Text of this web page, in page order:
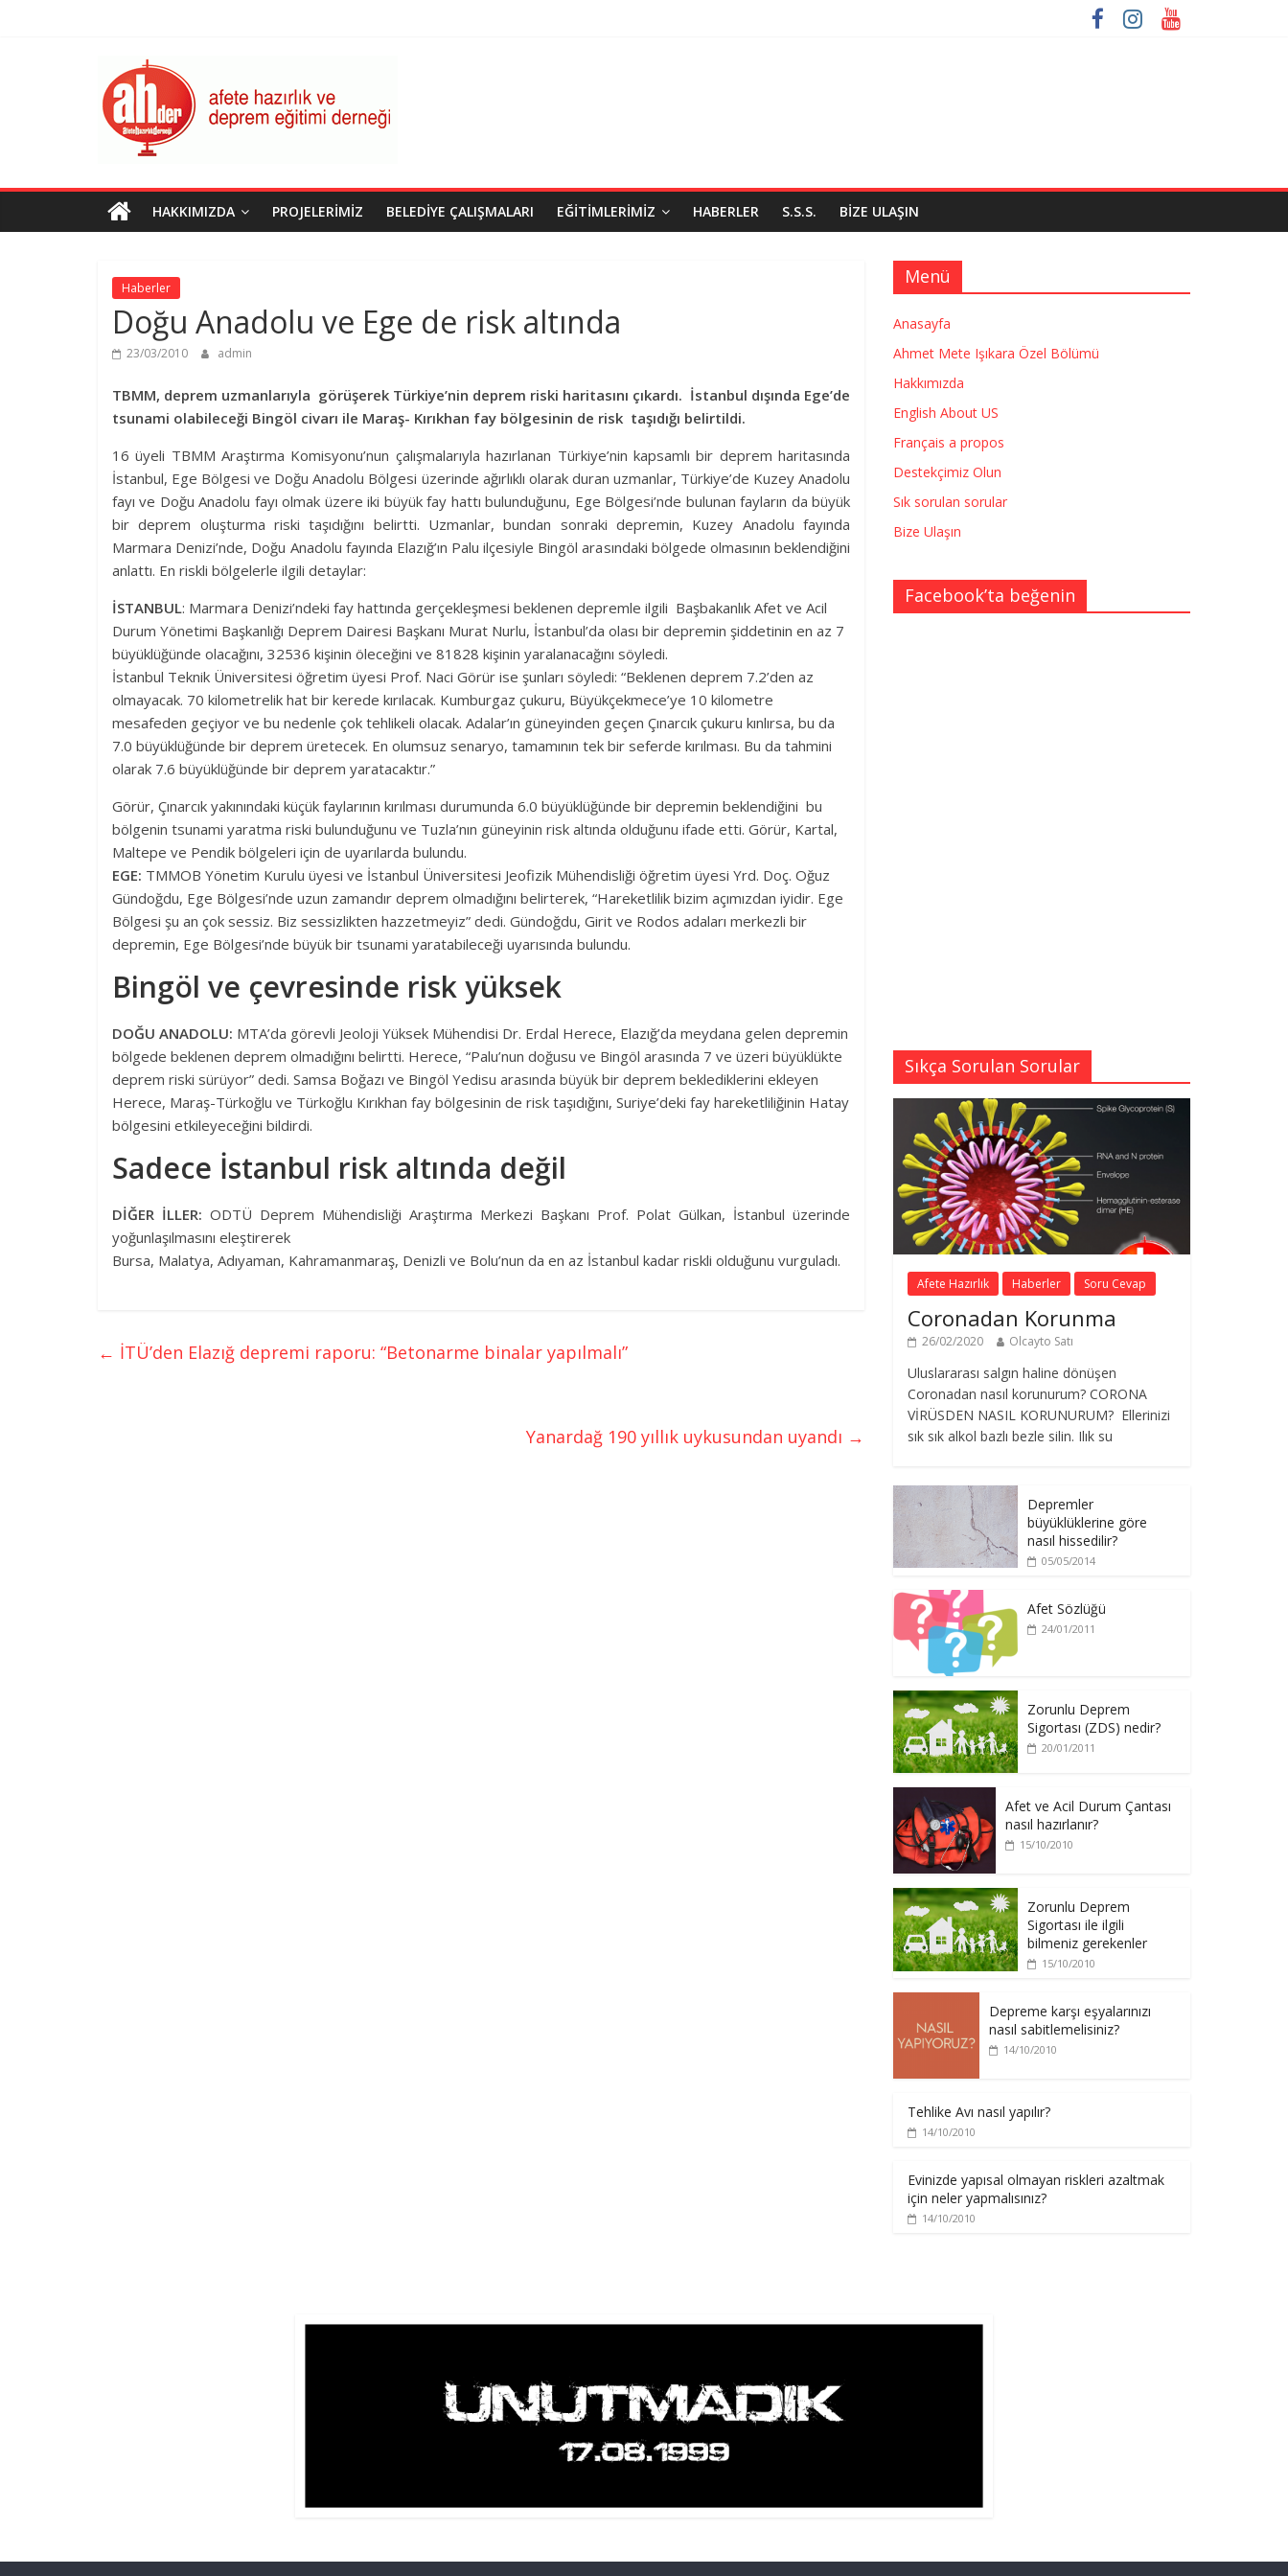
AHDER
Afete
Hazırlık
Deprem
Eğitimi
Derneği
HAKKIMIZDA PROJELERIMIZ BELEDIYE ÇALIŞMALARI EĞITIMLERIMIZ HABERLER S.S.S. BIZE ULAŞIN
Haberler
Doğu Anadolu ve Ege de risk altında
23/03/2010 admin
TBMM, deprem uzmanlarıyla görüşerek Türkiye’nin deprem riski haritasını çıkardı. İstanbul dışında Ege’de
tsunami olabileceği Bingöl civarı ile Maraş- Kırıkhan fay bölgesinin de risk taşıdığı belirtildi.
16 üyeli TBMM Araştırma Komisyonu’nun çalışmalarıyla hazırlanan Türkiye’nin kapsamlı bir deprem haritasında
İstanbul, Ege Bölgesi ve Doğu Anadolu Bölgesi üzerinde ağırlıklı olarak duran uzmanlar, Türkiye’de Kuzey Anadolu
fayı ve Doğu Anadolu fayı olmak üzere iki büyük fay hattı bulunduğunu, Ege Bölgesi’nde bulunan fayların da büyük
bir deprem oluşturma riski taşıdığını belirtti. Uzmanlar, bundan sonraki depremin, Kuzey Anadolu fayında
Marmara Denizi’nde, Doğu Anadolu fayında Elazığ’ın Palu ilçesiyle Bingöl arasındaki bölgede olmasının beklendiğini
anlattı. En riskli bölgelerle ilgili detaylar:
İSTANBUL: Marmara Denizi’ndeki fay hattında gerçekleşmesi beklenen depremle ilgili Başbakanlık Afet ve Acil
Durum Yönetimi Başkanlığı Deprem Dairesi Başkanı Murat Nurlu, İstanbul’da olası bir depremin şiddetinin en az 7
büyüklüğünde olacağını, 32536 kişinin öleceğini ve 81828 kişinin yaralanacağını söyledi.
İstanbul Teknik Üniversitesi öğretim üyesi Prof. Naci Görür ise şunları söyledi: “Beklenen deprem 7.2’den az
olmayacak. 70 kilometrelik hat bir kerede kırılacak. Kumburgaz çukuru, Büyükçekmece’ye 10 kilometre
mesafeden geçiyor ve bu nedenle çok tehlikeli olacak. Adalar’ın güneyinden geçen Çınarcık çukuru kınlırsa, bu da
7.0 büyüklüğünde bir deprem üretecek. En olumsuz senaryo, tamamının tek bir seferde kırılması. Bu da tahmini
olarak 7.6 büyüklüğünde bir deprem yaratacaktır.”
Görür, Çınarcık yakınındaki küçük faylarının kırılması durumunda 6.0 büyüklüğünde bir depremin beklendiğini bu
bölgenin tsunami yaratma riski bulunduğunu ve Tuzla’nın güneyinin risk altında olduğunu ifade etti. Görür, Kartal,
Maltepe ve Pendik bölgeleri için de uyarılarda bulundu.
EGE: TMMOB Yönetim Kurulu üyesi ve İstanbul Üniversitesi Jeofizik Mühendisliği öğretim üyesi Yrd. Doç. Oğuz
Gündoğdu, Ege Bölgesi’nde uzun zamandır deprem olmadığını belirterek, “Hareketlilik bizim açımızdan iyidir. Ege
Bölgesi şu an çok sessiz. Biz sessizlikten hazzetmeyiz” dedi. Gündoğdu, Girit ve Rodos adaları merkezli bir
depremin, Ege Bölgesi’nde büyük bir tsunami yaratabileceği uyarısında bulundu.
Bingöl ve çevresinde risk yüksek
DOĞU ANADOLU: MTA’da görevli Jeoloji Yüksek Mühendisi Dr. Erdal Herece, Elazığ’da meydana gelen depremin
bölgede beklenen deprem olmadığını belirtti. Herece, “Palu’nun doğusu ve Bingöl arasında 7 ve üzeri büyüklükte
deprem riski sürüyor” dedi. Samsa Boğazı ve Bingöl Yedisu arasında büyük bir deprem beklediklerini ekleyen
Herece, Maraş-Türkoğlu ve Türkoğlu Kırıkhan fay bölgesinin de risk taşıdığını, Suriye’deki fay hareketliliğinin Hatay
bölgesini etkileyeceğini bildirdi.
Sadece İstanbul risk altında değil
DİĞER İLLER: ODTÜ Deprem Mühendisliği Araştırma Merkezi Başkanı Prof. Polat Gülkan, İstanbul üzerinde
yoğunlaşılmasını eleştirerek
Bursa, Malatya, Adıyaman, Kahramanmaraş, Denizli ve Bolu’nun da en az İstanbul kadar riskli olduğunu vurguladı.
← İTÜ’den Elazığ depremi raporu: “Betonarme binalar yapılmalı”
Yanardağ 190 yıllık uykusundan uyandı →
Menü
Anasayfa
Ahmet Mete Işıkara Özel Bölümü
Hakkımızda
English About US
Français a propos
Destekçimiz Olun
Sık sorulan sorular
Bize Ulaşın
Facebook’ta beğenin
Sıkça Sorulan Sorular
Afete Hazırlık Haberler Soru Cevap
Coronadan Korunma
26/02/2020 Olcayto Satı
Uluslararası salgın haline dönüşen
Coronadan nasıl korunurum? CORONA
VİRÜSDEN NASIL KORUNURUM? Ellerinizi
sık sık alkol bazlı bezle silin. Ilık su
Depremler
büyüklüklerine göre
nasıl hissedilir?
05/05/2014
Afet Sözlüğü
24/01/2011
Zorunlu Deprem
Sigortası (ZDS) nedir?
20/01/2011
Afet ve Acil Durum Çantası
nasıl hazırlanır?
15/10/2010
Zorunlu Deprem
Sigortası ile ilgili
bilmeniz gerekenler
15/10/2010
Depreme karşı eşyalarınızı
nasıl sabitlemelisiniz?
14/10/2010
Tehlike Avı nasıl yapılır?
14/10/2010
Evinizde yapısal olmayan riskleri azaltmak
için neler yapmalısınız?
14/10/2010